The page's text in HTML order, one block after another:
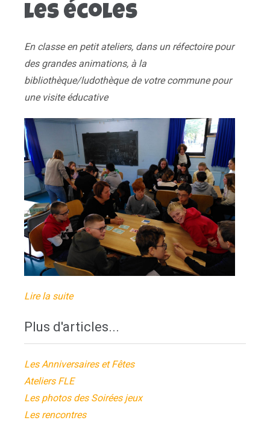
les écoles
En classe en petit ateliers, dans un réfectoire pour
des grandes animations, à la
bibliothèque/ludothèque de votre commune pour
une visite éducative
Lire la suite
Plus d'articles...
Les Anniversaires et Fêtes
Ateliers FLE
Les photos des Soirées jeux
Les rencontres